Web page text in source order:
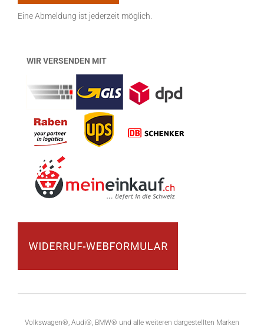
Eine Abmeldung ist jederzeit möglich.
WIR VERSENDEN MIT
Volkswagen®, Audi®, BMW® und alle weiteren dargestellten Marken